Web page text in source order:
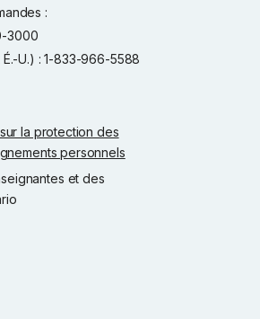
:
3000
U.) : 1-833-966-5588
la protection des
personnels
et des